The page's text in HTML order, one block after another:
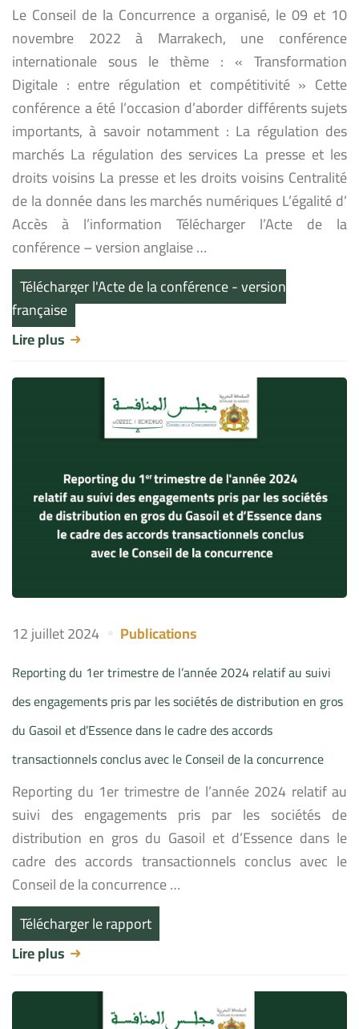
Le Conseil de la Concurrence a organisé, le 09 et 10
novembre 2022 à Marrakech, une conférence
internationale sous le thème : « Transformation
Digitale : entre régulation et compétitivité » Cette
conférence a été l’occasion d’aborder différents sujets
importants, à savoir notamment : La régulation des
marchés La régulation des services La presse et les
droits voisins La presse et les droits voisins Centralité
de la donnée dans les marchés numériques L’égalité d’
Accès à l’information Télécharger l’Acte de la
conférence – version anglaise …
Télécharger l'Acte de la conférence - version
française
Lire plus
12 juillet 2024 Publications
Reporting du 1er trimestre de l’année 2024 relatif au suivi
des engagements pris par les sociétés de distribution en gros
du Gasoil et d’Essence dans le cadre des accords
transactionnels conclus avec le Conseil de la concurrence
Reporting du 1er trimestre de l’année 2024 relatif au
suivi des engagements pris par les sociétés de
distribution en gros du Gasoil et d’Essence dans le
cadre des accords transactionnels conclus avec le
Conseil de la concurrence …
Télécharger le rapport
Lire plus